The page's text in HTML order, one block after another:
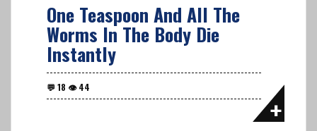
One Teaspoon And All The
Worms In The Body Die
Instantly